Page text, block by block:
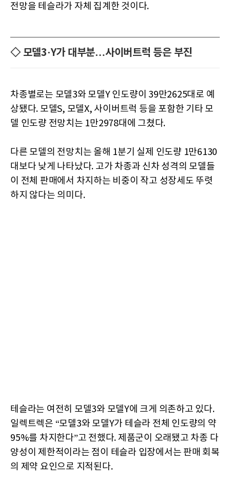
전망을 테슬라가 자체 집계한 것이다.
◇ 모델3·Y가 대부분…사이버트럭 등은 부진
차종별로는 모델3와 모델Y 인도량이 39만2625대로 예
상됐다. 모델S, 모델X, 사이버트럭 등을 포함한 기타 모
델 인도량 전망치는 1만2978대에 그쳤다.
다른 모델의 전망치는 올해 1분기 실제 인도량 1만6130
대보다 낮게 나타났다. 고가 차종과 신차 성격의 모델들
이 전체 판매에서 차지하는 비중이 작고 성장세도 뚜렷
하지 않다는 의미다.
테슬라는 여전히 모델3와 모델Y에 크게 의존하고 있다.
일렉트렉은 “모델3와 모델Y가 테슬라 전체 인도량의 약
95%를 차지한다”고 전했다. 제품군이 오래됐고 차종 다
양성이 제한적이라는 점이 테슬라 입장에서는 판매 회복
의 제약 요인으로 지적된다.